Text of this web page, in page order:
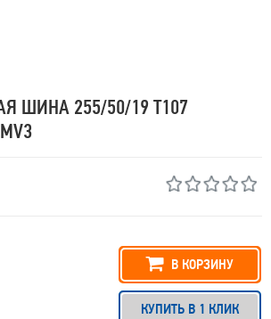
ШИНА 255/50/19 T107
В КОРЗИНУ
КУПИТЬ В 1 КЛИК